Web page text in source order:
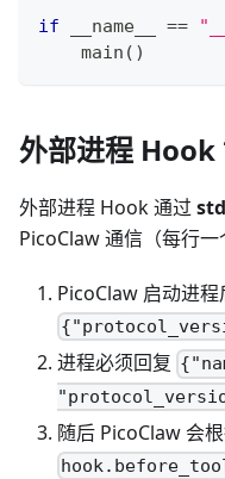
if __name__ ==
    main
( )
外部进程 Hook
外部进程 Hook 通过
PicoClaw 通信（每行一
PicoClaw 启动进程
进程必须回复
随后 PicoClaw 会